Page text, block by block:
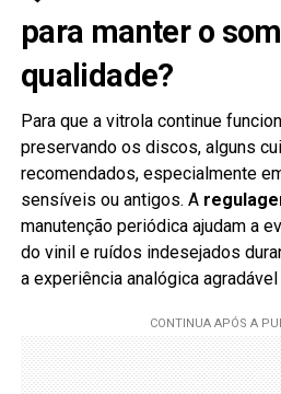
para manter o
qualidade?
Para que a vitrola continue
preservando os discos, alguns
recomendados, especialmente
sensíveis ou antigos. A
manutenção periódica ajudam a
do vinil e ruídos indesejados
a experiência analógica